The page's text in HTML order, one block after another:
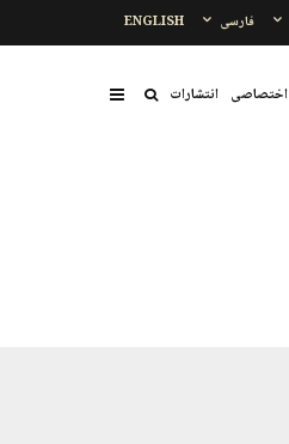
ENGLISH فارسی
اختصاصی انتشارات